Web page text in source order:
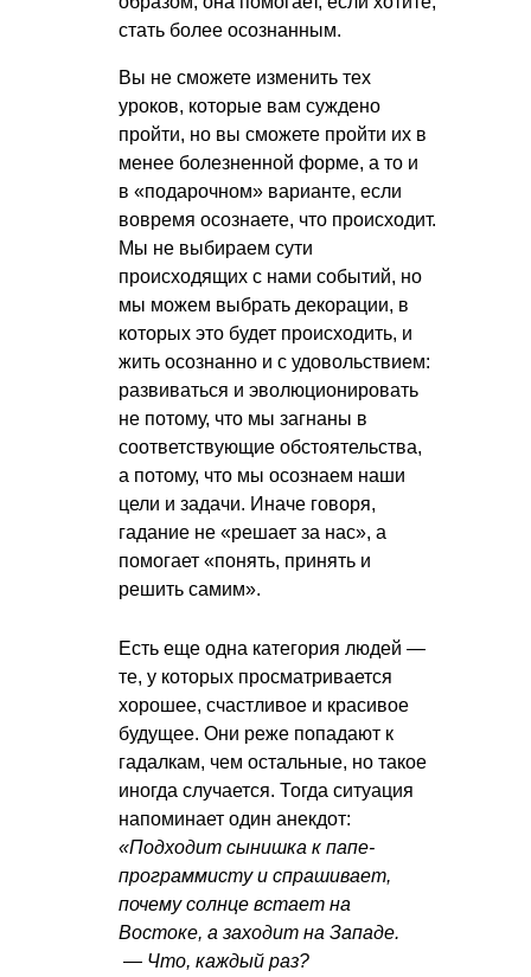
стать более осознанным.
Вы не сможете изменить тех
уроков, которые вам суждено
пройти, но вы сможете пройти их в
менее болезненной форме, а то и
в «подарочном» варианте, если
вовремя осознаете, что происходит.
Мы не выбираем сути
происходящих с нами событий, но
мы можем выбрать декорации, в
которых это будет происходить, и
жить осознанно и с удовольствием:
развиваться и эволюционировать
не потому, что мы загнаны в
соответствующие обстоятельства,
а потому, что мы осознаем наши
цели и задачи. Иначе говоря,
гадание не «решает за нас», а
помогает «понять, принять и
решить самим».
Есть еще одна категория людей —
те, у которых просматривается
хорошее, счастливое и красивое
будущее. Они реже попадают к
гадалкам, чем остальные, но такое
иногда случается. Тогда ситуация
напоминает один анекдот:
«Подходит сынишка к папе-
программисту и спрашивает,
почему солнце встает на
Востоке, а заходит на Западе.
— Что, каждый раз?